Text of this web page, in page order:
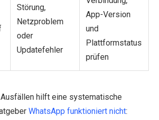
Störung,
Netzproblem
oder
Updatefehler
App-Version
und
Plattformstatus
prüfen
hilft eine systematische
WhatsApp funktioniert nicht: